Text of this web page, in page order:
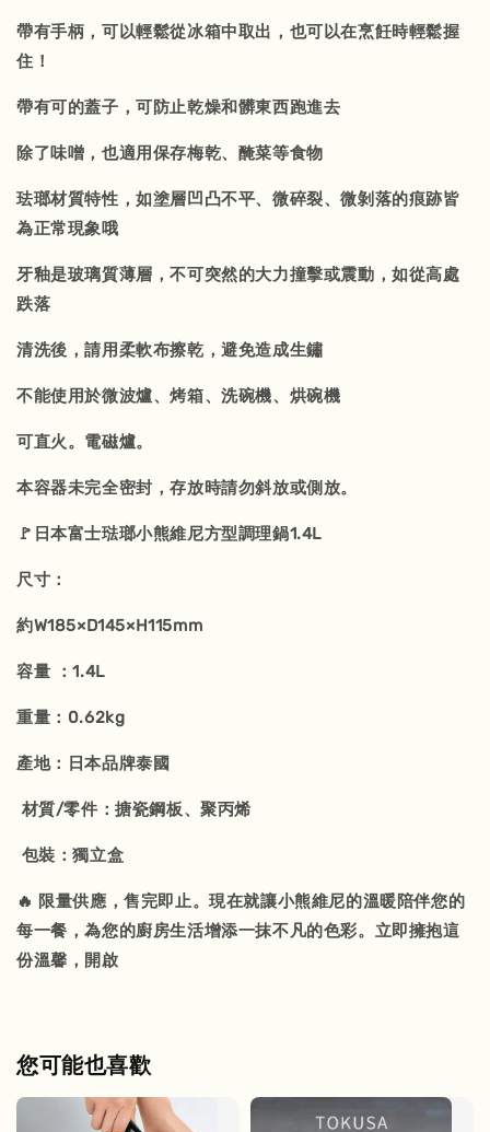
帶有手柄，可以輕鬆從冰箱中取出，也可以在烹飪時輕鬆握
住！
帶有可的蓋子，可防止乾燥和髒東西跑進去
除了味噌，也適用保存梅乾、醃菜等食物
珐瑯材質特性，如塗層凹凸不平、微碎裂、微剝落的痕跡皆
為正常現象哦
牙釉是玻璃質薄層，不可突然的大力撞擊或震動，如從高處
跌落
清洗後，請用柔軟布擦乾，避免造成生鏽
不能使用於微波爐、烤箱、洗碗機、烘碗機
可直火。電磁爐。
本容器未完全密封，存放時請勿斜放或側放。
🚩日本富士琺瑯小熊維尼方型調理鍋1.4L
尺寸：
約W185×D145×H115mm
容量 ：1.4L
重量：0.62kg
產地：日本品牌泰國
材質/零件：搪瓷鋼板、聚丙烯
包裝：獨立盒
🔥 限量供應，售完即止。現在就讓小熊維尼的溫暖陪伴您的
每一餐，為您的廚房生活增添一抹不凡的色彩。立即擁抱這
份溫馨，開啟
您可能也喜歡